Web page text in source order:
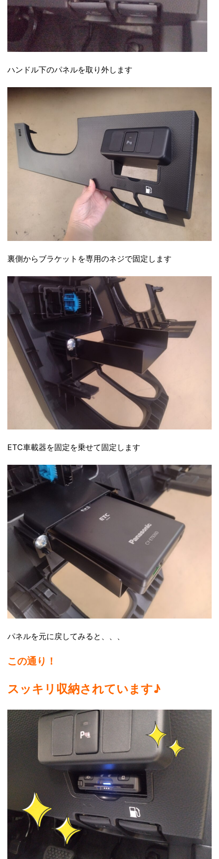
ハンドル下のパネルを取り外します
裏側からブラケットを専用のネジで固定します
ETC車載器を固定を乗せて固定します
パネルを元に戻してみると、、、
この通り！
スッキリ収納されています♪